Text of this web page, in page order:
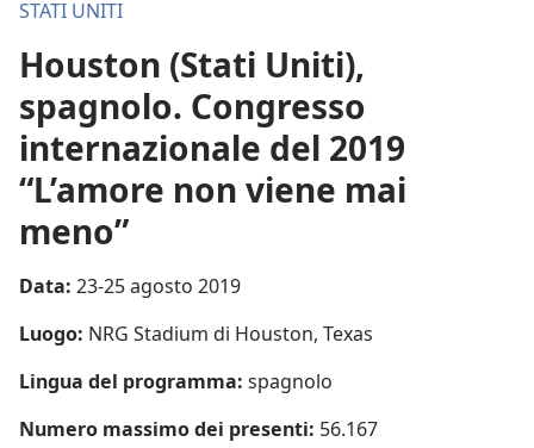
STATI UNITI
Houston (Stati Uniti),
spagnolo. Congresso
internazionale del 2019
“L’amore non viene mai
meno”
Data: 23-25 agosto 2019
Luogo: NRG Stadium di Houston, Texas
Lingua del programma: spagnolo
Numero massimo dei presenti: 56.167